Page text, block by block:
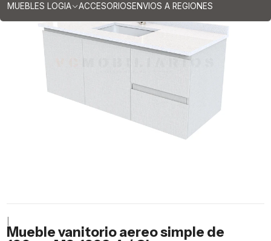
MUEBLES LOGIA ACCESORIOSENVIOS A REGIONES
Mueble vanitorio aereo simple de